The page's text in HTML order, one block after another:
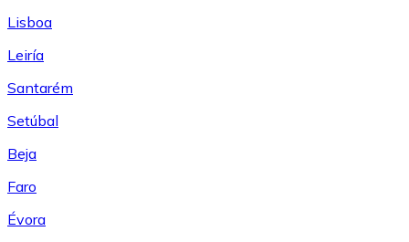
Lisboa
Leiría
Santarém
Setúbal
Beja
Faro
Évora